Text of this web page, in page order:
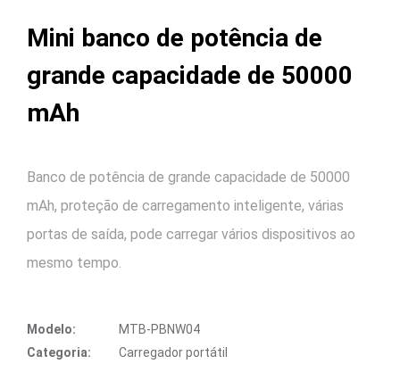
Mini banco de potência de
grande capacidade de 50000
mAh
Banco de potência de grande capacidade de 50000
mAh, proteção de carregamento inteligente, várias
portas de saída, pode carregar vários dispositivos ao
mesmo tempo.
Modelo:
MTB-PBNW04
Categoria:
Carregador portátil